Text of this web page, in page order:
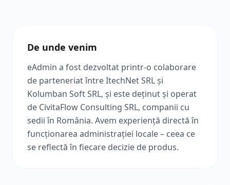
De unde venim
eAdmin a fost dezvoltat printr-o colaborare
de parteneriat între ItechNet SRL și
Kolumban Soft SRL, și este deținut și operat
de CivitaFlow Consulting SRL, companii cu
sedii în România. Avem experiență directă în
funcționarea administrației locale – ceea ce
se reflectă în fiecare decizie de produs.